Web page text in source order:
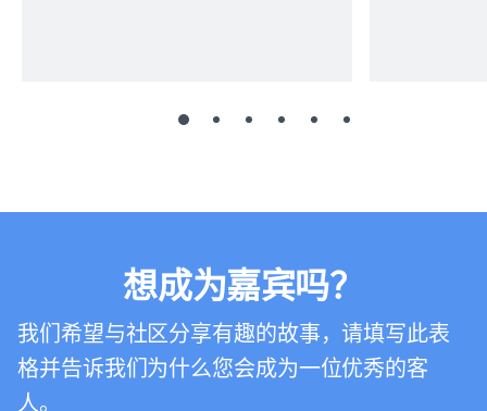
想成为嘉宾吗？
我们希望与社区分享有趣的故事，请填写此表
格并告诉我们为什么您会成为一位优秀的客
人。